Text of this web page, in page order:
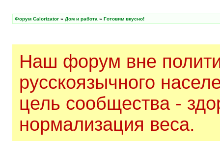
Форум Calorizator » Дом и работа » Готовим вкусно!
Наш форум вне
русскоязычного
цель сообщества -
нормализация веса.